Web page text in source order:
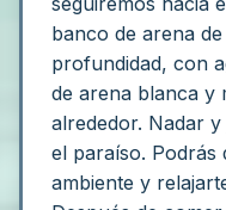
banco de arena
profundidad, con
de arena blanca y
alrededor. Nadar
el paraíso. Podrás
ambiente y